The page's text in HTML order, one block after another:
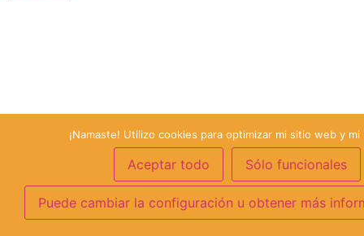
¡Namaste! Utilizo cookies para optimizar mi sitio web y mi
Aceptar todo Sólo funcionales
Puede cambiar la configuración u obtener más